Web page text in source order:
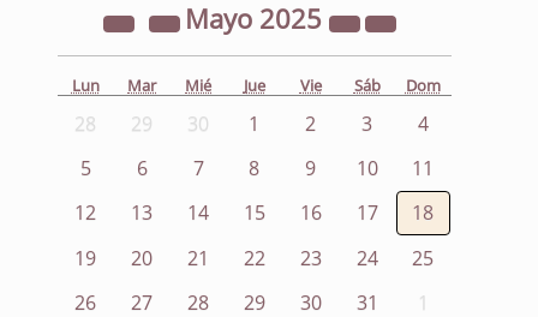
Mayo 2025
Lun Mar Mié Jue Vie Sáb Dom
28 29 30 1 2 3
4
5
6 7 8 9 10
11
12
13 14 15 16 17
18
19
20 21 22 23 24
25
26
27 28 29 30 31 1